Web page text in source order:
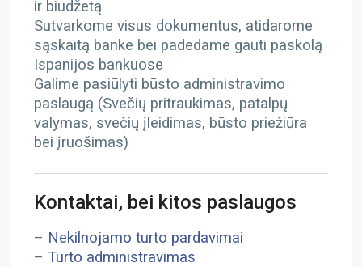
ir biudžetą
Sutvarkome visus dokumentus, atidarome
sąskaitą banke bei padedame gauti paskolą
Ispanijos bankuose
Galime pasiūlyti būsto administravimo
paslaugą (Svečių pritraukimas, patalpų
valymas, svečių įleidimas, būsto priežiūra
bei įruošimas)
Kontaktai, bei kitos paslaugos
– Nekilnojamo turto pardavimai
– Turto administravimas